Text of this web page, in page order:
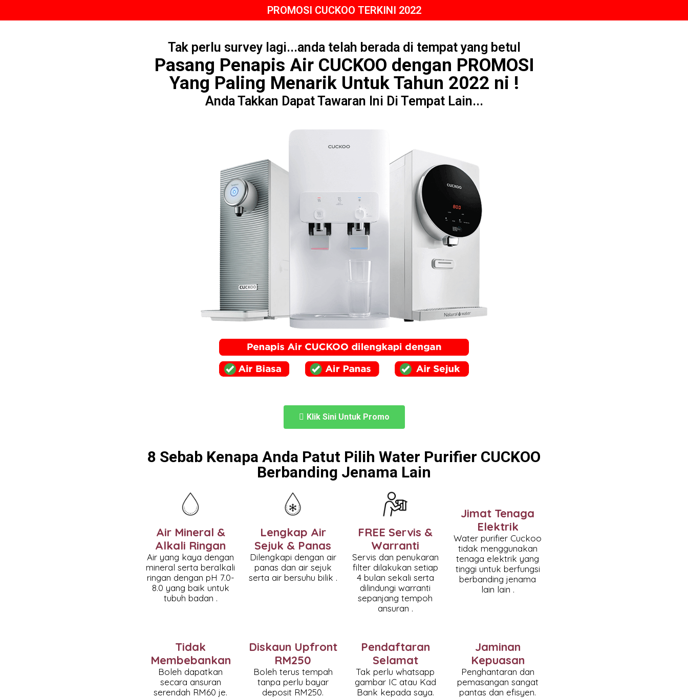
PROMOSI CUCKOO TERKINI 2022
Tak perlu survey lagi...anda telah berada di tempat yang betul
Pasang Penapis Air CUCKOO dengan PROMOSI
Yang Paling Menarik Untuk Tahun 2022 ni !
Anda Takkan Dapat Tawaran Ini Di Tempat Lain...
Klik Sini Untuk Promo
8 Sebab Kenapa Anda Patut Pilih Water Purifier CUCKOO
Berbanding Jenama Lain
Air Mineral &
Alkali Ringan
Air yang kaya dengan
mineral serta beralkali
ringan dengan pH 7.0-
8.0 yang baik untuk
tubuh badan .
Lengkap Air
Sejuk & Panas
Dilengkapi dengan air
panas dan air sejuk
serta air bersuhu bilik .
FREE Servis &
Warranti
Servis dan penukaran
filter dilakukan setiap
4 bulan sekali serta
dilindungi warranti
sepanjang tempoh
ansuran .
Jimat Tenaga
Elektrik
Water purifier Cuckoo
tidak menggunakan
tenaga elektrik yang
tinggi untuk berfungsi
berbanding jenama
lain lain .
Tidak
Membebankan
Boleh dapatkan
secara ansuran
serendah RM60 je.
Diskaun Upfront
RM250
Boleh terus tempah
tanpa perlu bayar
deposit RM250.
Pendaftaran
Selamat
Tak perlu whatsapp
gambar IC atau Kad
Bank kepada saya.
Jaminan
Kepuasan
Penghantaran dan
pemasangan sangat
pantas dan efisyen.